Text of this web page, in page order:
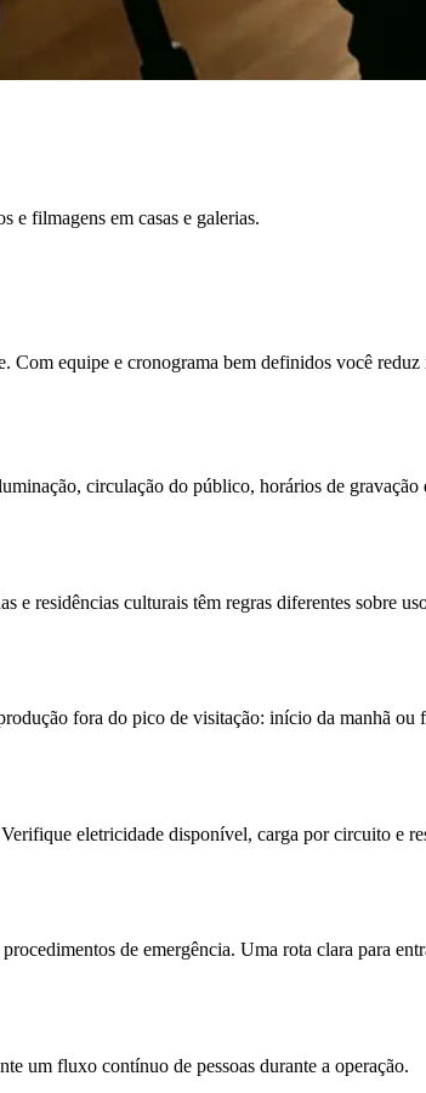
e filmagens em casas e galerias.
equipe e cronograma bem definidos você reduz
circulação do público, horários de gravação
residências culturais têm regras diferentes sobre
fora do pico de visitação: início da manhã ou
eletricidade disponível, carga por circuito e
de emergência. Uma rota clara para
um fluxo contínuo de pessoas durante a operação.